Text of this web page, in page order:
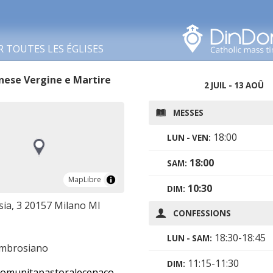
TOUTES LES ÉGLISES
Vergine e Martire
MapLibre
MapLibre
3 20157 Milano MI
2 JUIL - 13 AOÛ
MESSES
LUN - VEN: 18:00
SAM: 18:00
DIM: 10:30
CONFESSIONS
LUN - SAM: 18:30-18:45
DIM: 11:15-11:30